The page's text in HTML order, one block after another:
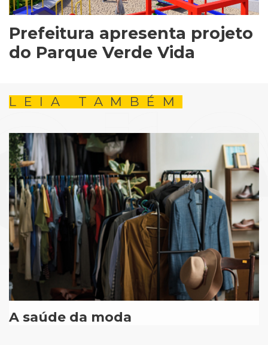
Prefeitura apresenta projeto
do Parque Verde Vida
LEIA TAMBÉM
A saúde da moda